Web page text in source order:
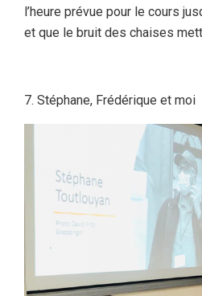
l’heure prévue pour le cours
et que le bruit des chaises
Stéphane, Frédérique et moi